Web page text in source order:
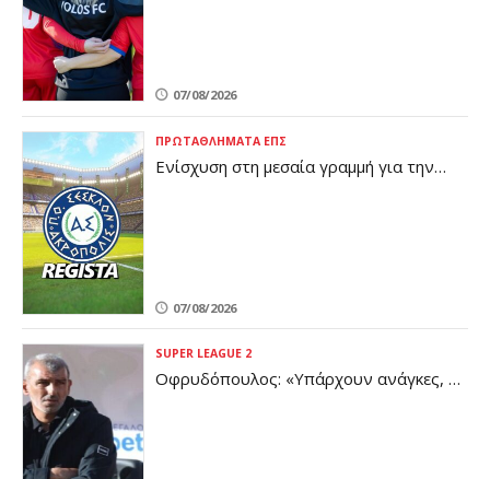
07/08/2026
ΠΡΩΤΑΘΛΉΜΑΤΑ ΕΠΣ
Ενίσχυση στη μεσαία γραμμή για την
07/08/2026
SUPER LEAGUE 2
Οφρυδόπουλος: «Υπάρχουν ανάγκες, η